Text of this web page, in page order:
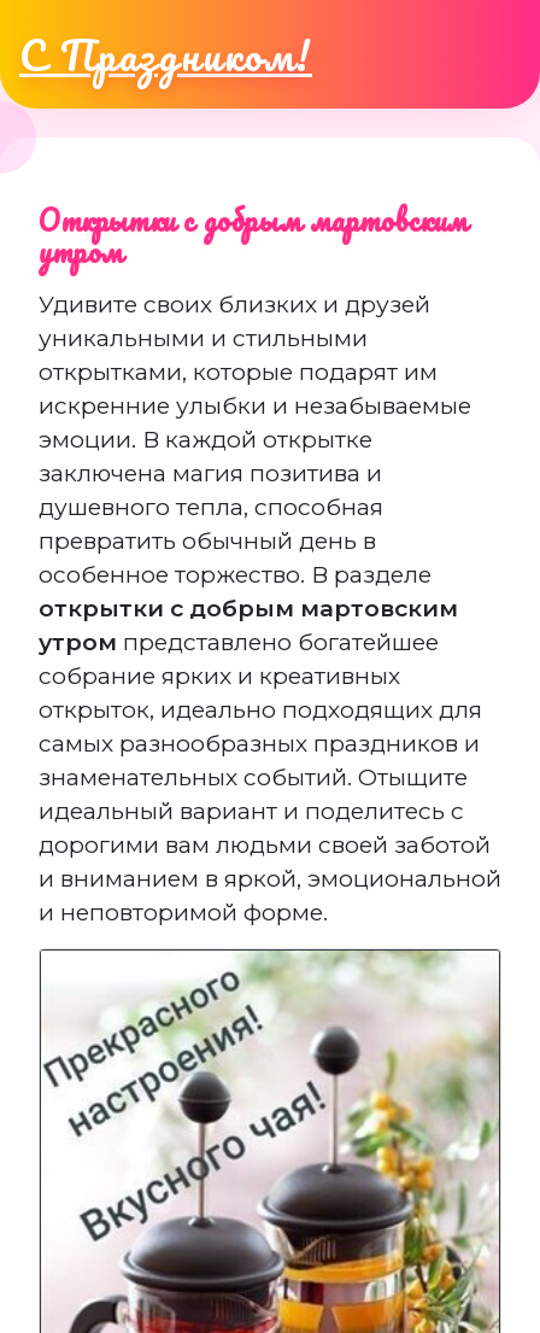
С Праздником!
Открытки с добрым мартовским
утром
Удивите своих близких и друзей
уникальными и стильными
открытками, которые подарят им
искренние улыбки и незабываемые
эмоции. В каждой открытке
заключена магия позитива и
душевного тепла, способная
превратить обычный день в
особенное торжество. В разделе
открытки с добрым мартовским
утром представлено богатейшее
собрание ярких и креативных
открыток, идеально подходящих для
самых разнообразных праздников и
знаменательных событий. Отыщите
идеальный вариант и поделитесь с
дорогими вам людьми своей заботой
и вниманием в яркой, эмоциональной
и неповторимой форме.